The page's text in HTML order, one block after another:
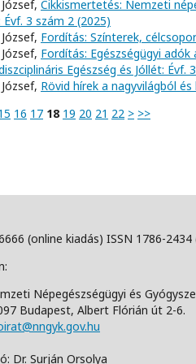
Cikkismertetés: Nemzeti
Évf. 3 szám 2 (2025)
Fordítás: Színterek,
Fordítás: Egészségügyi
Egészség és Jóllét: Évf.
Rövid hírek a nagyvilágból és
16 17 18 19 20 21 22 > >>
(online kiadás) ISSN 1786-
Népegészségügyi és
Budapest, Albert Flórián út 2-6.
Dr. Surján Orsolya